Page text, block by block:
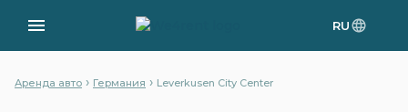
RU
Аренда авто › Германия › Leverkusen City Center